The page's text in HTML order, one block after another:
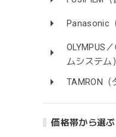
Panasonic
OLYMPUS
ムシステム）
TAMRON（
価格帯から選ぶ